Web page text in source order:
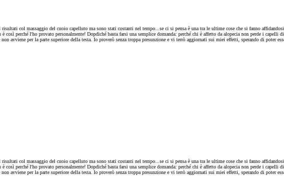
col massaggio del cuoio capelluto ma sono stati costanti nel tempo...se ci si pensa è una tra le ultime cose che si fanno
perché l'ho provato personalmente! Dopdiché basta farsi una semplice domanda: perché chi è affetto da alopecia non perde i capelli
avviene per la parte superiore della testa. Io proverò senza troppa presunzione e vi terrò aggiornati sui miei effetti, sperando di poter
col massaggio del cuoio capelluto ma sono stati costanti nel tempo...se ci si pensa è una tra le ultime cose che si fanno
perché l'ho provato personalmente! Dopdiché basta farsi una semplice domanda: perché chi è affetto da alopecia non perde i capelli
avviene per la parte superiore della testa. Io proverò senza troppa presunzione e vi terrò aggiornati sui miei effetti, sperando di poter